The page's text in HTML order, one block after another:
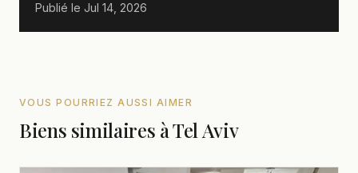
Publié le Jul 14, 2026
VOUS POURRIEZ AUSSI AIMER
Biens similaires à Tel Aviv